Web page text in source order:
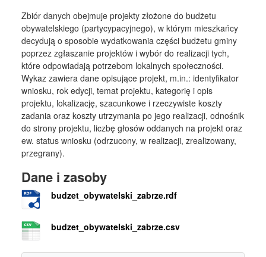
Zbiór danych obejmuje projekty złożone do budżetu
obywatelskiego (partycypacyjnego), w którym mieszkańcy
decydują o sposobie wydatkowania części budżetu gminy
poprzez zgłaszanie projektów i wybór do realizacji tych,
które odpowiadają potrzebom lokalnych społeczności.
Wykaz zawiera dane opisujące projekt, m.in.: identyfikator
wniosku, rok edycji, temat projektu, kategorię i opis
projektu, lokalizację, szacunkowe i rzeczywiste koszty
zadania oraz koszty utrzymania po jego realizacji, odnośnik
do strony projektu, liczbę głosów oddanych na projekt oraz
ew. status wniosku (odrzucony, w realizacji, zrealizowany,
przegrany).
Dane i zasoby
budzet_obywatelski_zabrze.rdf
budzet_obywatelski_zabrze.csv